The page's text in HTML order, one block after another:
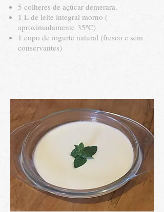
5 colheres de açúcar demerara.
1 L de leite integral morno (
aproximadamente 35ºC)
1 copo de iogurte natural (fresco e sem
conservantes)